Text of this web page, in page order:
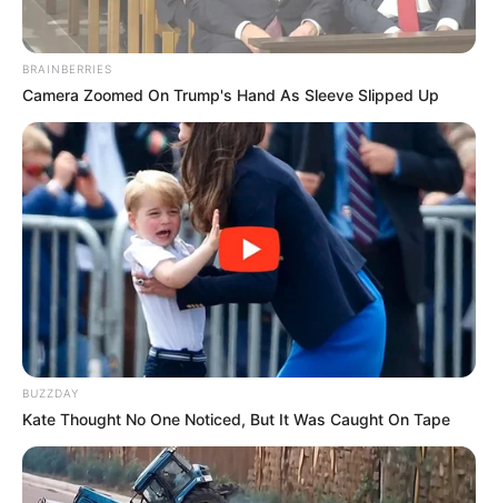
BRAINBERRIES
Camera Zoomed On Trump's Hand As Sleeve Slipped Up
BUZZDAY
Kate Thought No One Noticed, But It Was Caught On Tape